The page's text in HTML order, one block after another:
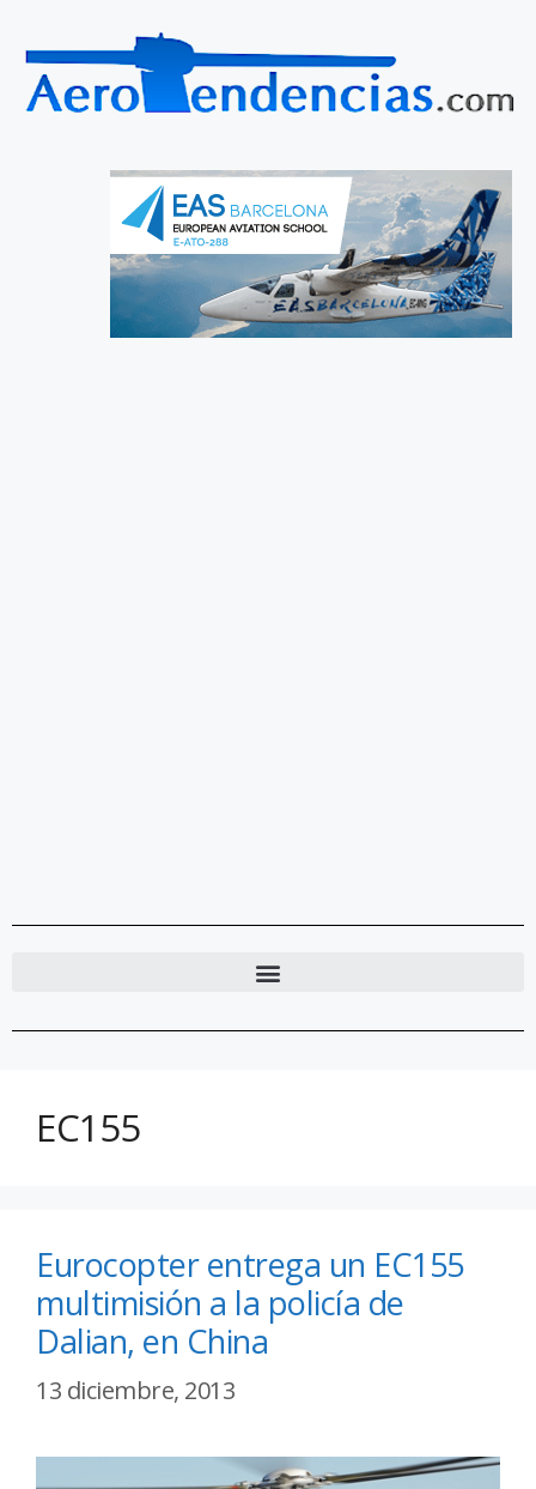
EC155
Eurocopter entrega un EC155
multimisión a la policía de
Dalian, en China
13 diciembre, 2013